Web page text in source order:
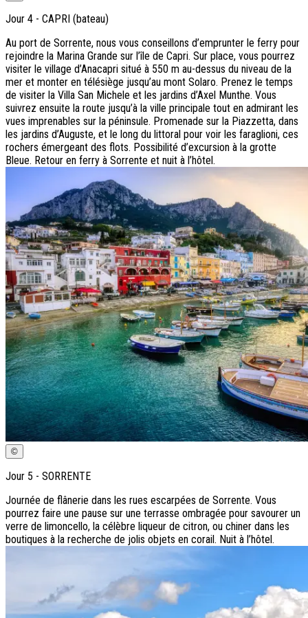
Jour 4 - CAPRI (bateau)
Au port de Sorrente, nous vous conseillons d’emprunter le ferry pour
rejoindre la Marina Grande sur l’île de Capri. Sur place, vous pourrez
visiter le village d’Anacapri situé à 550 m au-dessus du niveau de la
mer et monter en télésiège jusqu’au mont Solaro. Prenez le temps
de visiter la Villa San Michele et les jardins d’Axel Munthe. Vous
suivrez ensuite la route jusqu’à la ville principale tout en admirant les
vues imprenables sur la péninsule. Promenade sur la Piazzetta, dans
les jardins d’Auguste, et le long du littoral pour voir les faraglioni, ces
rochers émergeant des flots. Possibilité d’excursion à la grotte
Bleue. Retour en ferry à Sorrente et nuit à l’hôtel.
©
Jour 5 - SORRENTE
Journée de flânerie dans les rues escarpées de Sorrente. Vous
pourrez faire une pause sur une terrasse ombragée pour savourer un
verre de limoncello, la célèbre liqueur de citron, ou chiner dans les
boutiques à la recherche de jolis objets en corail. Nuit à l’hôtel.